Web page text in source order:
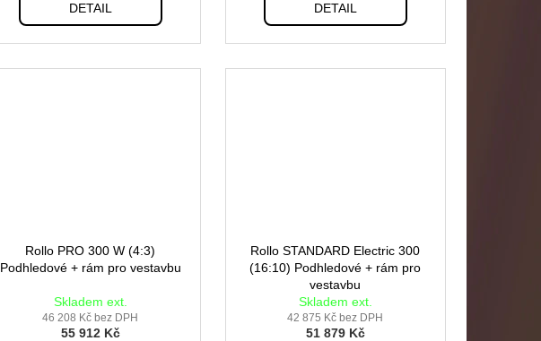
DETAIL DETAIL
Rollo PRO 300 W (4:3)
Podhledové + rám pro vestavbu
Skladem ext.
46 208 Kč bez DPH
55 912 Kč
Rollo STANDARD Electric 300
(16:10) Podhledové + rám pro
vestavbu
Skladem ext.
42 875 Kč bez DPH
51 879 Kč